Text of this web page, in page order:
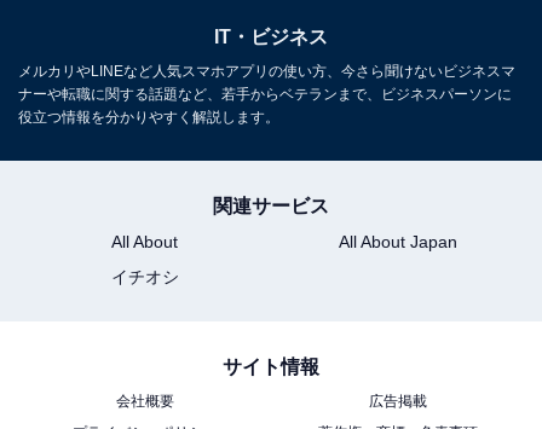
IT・ビジネス
メルカリやLINEなど人気スマホアプリの使い方、今さら聞けないビジネスマ
ナーや転職に関する話題など、若手からベテランまで、ビジネスパーソンに
役立つ情報を分かりやすく解説します。
関連サービス
All About
All About Japan
イチオシ
サイト情報
会社概要
広告掲載